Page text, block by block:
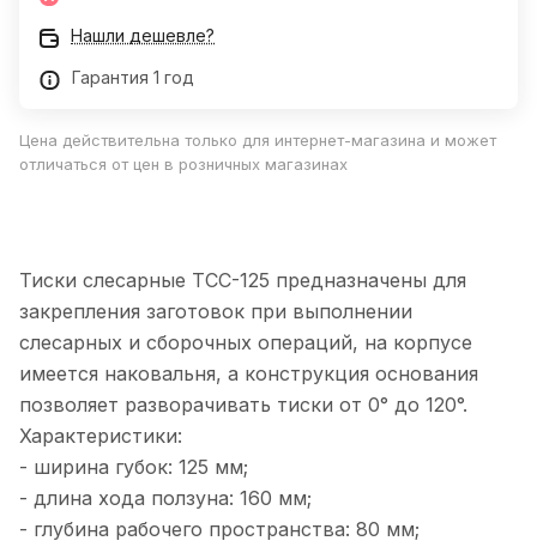
Нашли дешевле?
Гарантия 1 год
Цена действительна только для интернет-магазина и может
отличаться от цен в розничных магазинах
Тиски слесарные ТСС-125 предназначены для
закрепления заготовок при выполнении
слесарных и сборочных операций, на корпусе
имеется наковальня, а конструкция основания
позволяет разворачивать тиски от 0° до 120°.
Характеристики:
- ширина губок: 125 мм;
- длина хода ползуна: 160 мм;
- глубина рабочего пространства: 80 мм;